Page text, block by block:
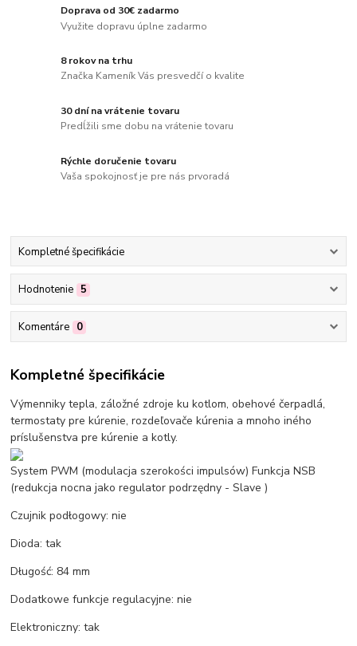
Doprava od 30€ zadarmo
Využite dopravu úplne zadarmo
8 rokov na trhu
Značka Kameník Vás presvedčí o kvalite
30 dní na vrátenie tovaru
Predĺžili sme dobu na vrátenie tovaru
Rýchle doručenie tovaru
Vaša spokojnosť je pre nás prvoradá
Kompletné špecifikácie
Hodnotenie 5
Komentáre 0
Kompletné špecifikácie
Výmenniky tepla, záložné zdroje ku kotlom, obehové čerpadlá,
termostaty pre kúrenie, rozdeľovače kúrenia a mnoho iného
príslušenstva pre kúrenie a kotly.
System PWM (modulacja szerokości impulsów) Funkcja NSB
(redukcja nocna jako regulator podrzędny - Slave )
Czujnik podłogowy: nie
Dioda: tak
Długość: 84 mm
Dodatkowe funkcje regulacyjne: nie
Elektroniczny: tak